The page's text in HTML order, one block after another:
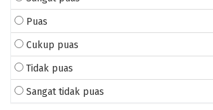
Pidato Singkat
17 Manfaat Daun Suji
Puas
Cukup puas
Tidak puas
Sangat tidak puas